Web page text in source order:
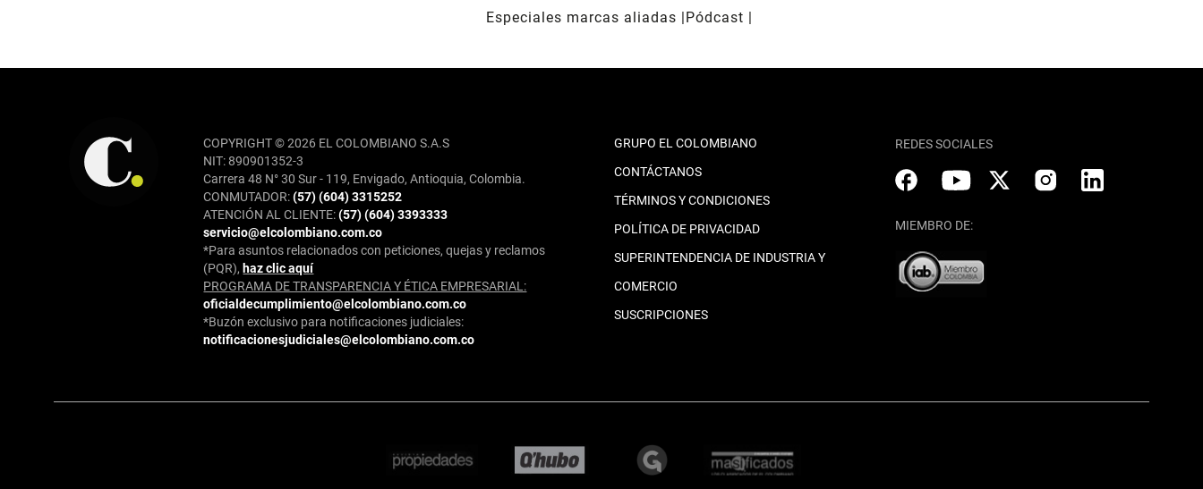
Especiales marcas aliadas
Pódcast
COPYRIGHT © 2026 EL COLOMBIANO S.A.S
NIT: 890901352-3
Carrera 48 N° 30 Sur - 119, Envigado, Antioquia, Colombia.
CONMUTADOR:(57) (604) 3315252
ATENCIÓN AL CLIENTE:(57) (604) 3393333
servicio@elcolombiano.com.co
*Para asuntos relacionados con peticiones, quejas y reclamos
(PQR), haz clic aquí
PROGRAMA DE TRANSPARENCIA Y ÉTICA EMPRESARIAL:
oficialdecumplimiento@elcolombiano.com.co
*Buzón exclusivo para notificaciones judiciales:
notificacionesjudiciales@elcolombiano.com.co
GRUPO EL COLOMBIANO
CONTÁCTANOS
TÉRMINOS Y CONDICIONES
POLÍTICA DE PRIVACIDAD
SUPERINTENDENCIA DE INDUSTRIA Y
COMERCIO
SUSCRIPCIONES
REDES SOCIALES
MIEMBRO DE: